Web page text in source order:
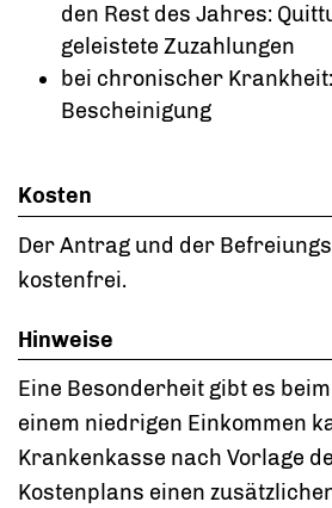
den Rest des Jahres:
geleistete Zuzahlungen
bei chronischer
Bescheinigung
Kosten
Der Antrag und der
kostenfrei.
Hinweise
Eine Besonderheit gibt es
einem niedrigen Einkommen
Krankenkasse nach Vorlage
Kostenplans einen